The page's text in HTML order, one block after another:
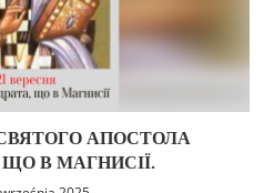
АПОСТОЛА
В МАГНИСІЇ.